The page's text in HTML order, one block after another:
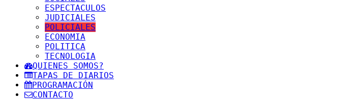
ESPECTACULOS
JUDICIALES
POLICIALES
ECONOMIA
POLITICA
TECNOLOGIA
QUIENES SOMOS?
TAPAS DE DIARIOS
PROGRAMACIÓN
CONTACTO